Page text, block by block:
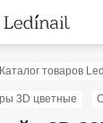
Каталог товаров
3D цветные